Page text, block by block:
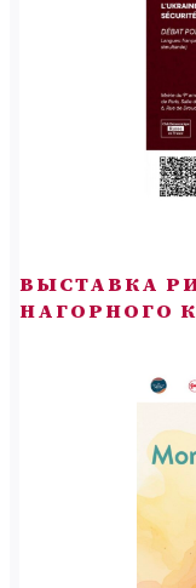
ВЫСТАВКА
НАГОРНОГО